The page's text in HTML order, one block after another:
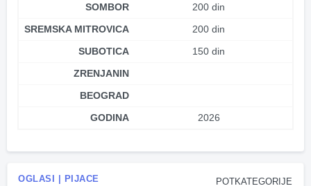
SOMBOR
200 din
SREMSKA MITROVICA
200 din
SUBOTICA
150 din
ZRENJANIN
BEOGRAD
GODINA
2026
POTKATEGORIJE
OGLASI | PIJACE